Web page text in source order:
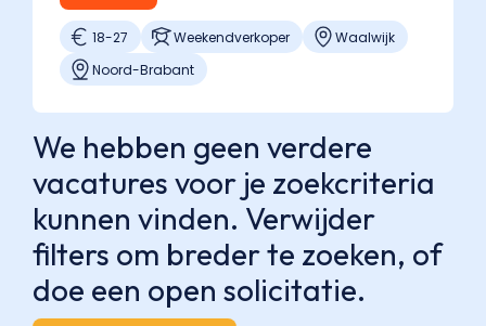
18-27 Weekendverkoper
Waalwijk
Noord-Brabant
We hebben geen verdere
vacatures voor je zoekcriteria
kunnen vinden. Verwijder
filters om breder te zoeken, of
doe een open solicitatie.